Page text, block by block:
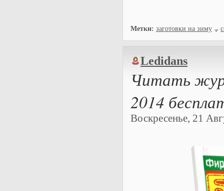
Метки: заготовки на зиму
Ledidans
Читать
2014
Воскресенье, 21